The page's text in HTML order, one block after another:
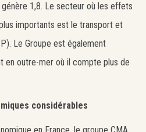
1,8. Le secteur où les effets
importants est le transport et
Le Groupe est également
en outre-mer où il compte plus de
considérables